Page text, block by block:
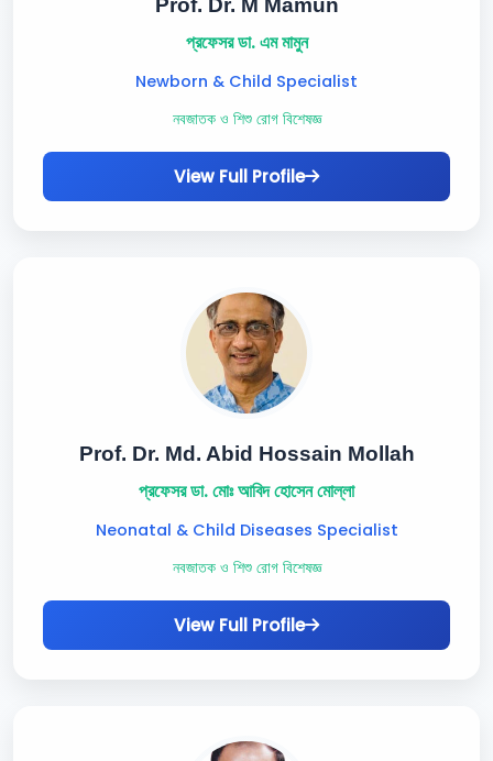
Prof. Dr. M Mamun
প্রফেসর ডা. এম মামুন
Newborn & Child Specialist
নবজাতক ও শিশু রোগ বিশেষজ্ঞ
View Full Profile
Prof. Dr. Md. Abid Hossain Mollah
প্রফেসর ডা. মোঃ আবিদ হোসেন মোল্লা
Neonatal & Child Diseases Specialist
নবজাতক ও শিশু রোগ বিশেষজ্ঞ
View Full Profile